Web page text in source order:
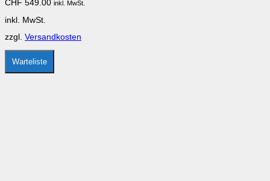
Die
können
der
Produktseite
gewählt
CHF 549.00 inkl. MwSt.
inkl. MwSt.
zzgl. Versandkosten
Warteliste